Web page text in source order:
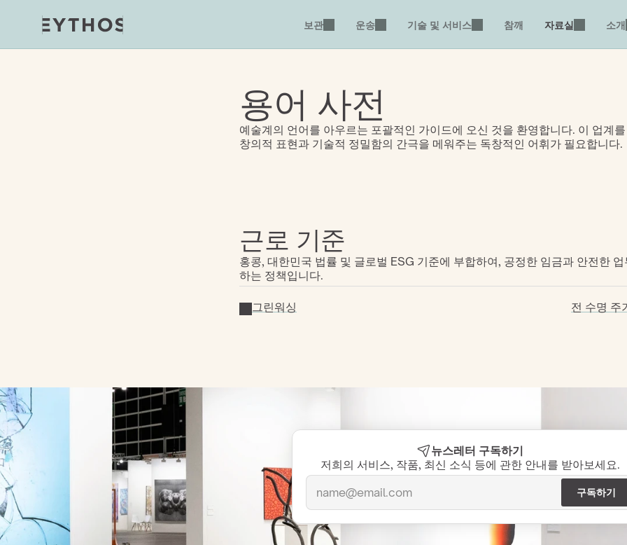
용어 사전
예술계의 언어를 아우르는 포괄적인 가이드에 오신 것을 환영합니다. 이 업계
창의적 표현과 기술적 정밀함의 간극을 메워주는 독창적인 어휘가 필요합니다.
근로 기준
홍콩, 대한민국 법률 및 글로벌 ESG 기준에 부합하여, 공정한 임금과 안전한
하는 정책입니다.
그린워싱 전 수명 주
뉴스레터 구독하기
저희의 서비스, 작품, 최신 소식 등에 관한 안내를 받아보세요.
보관 운송 기술 및 서비스 참깨 자료실 소개